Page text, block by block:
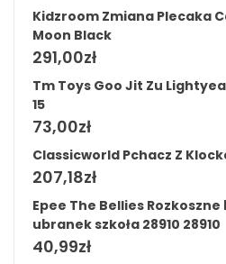
Kidzroom Zmiana Plecaka
Moon Black
291,00zł
Tm Toys Goo Jit Zu
15
73,00zł
Classicworld Pchacz Z
207,18zł
Epee The Bellies
ubranek szkoła 28910 28910
40,99zł